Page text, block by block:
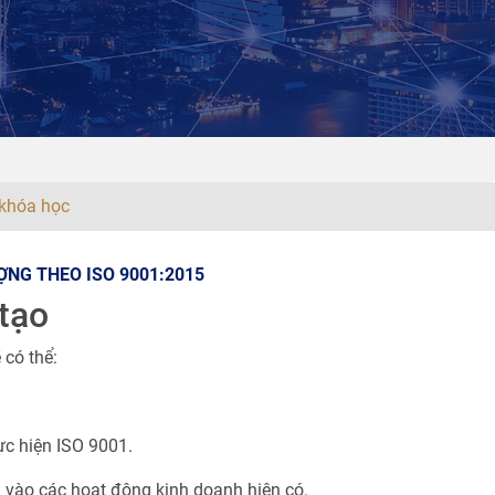
học
THEO ISO 9001:2015
thể:
hiện ISO 9001.
các hoạt động kinh doanh hiện có.